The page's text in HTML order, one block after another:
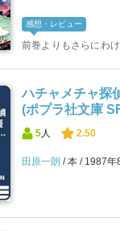
感想・レビュー
前巻よりもさらにわ
ハチャメチャ探
(ポプラ社文庫
5人 2.50
田原一朗 本 1987年